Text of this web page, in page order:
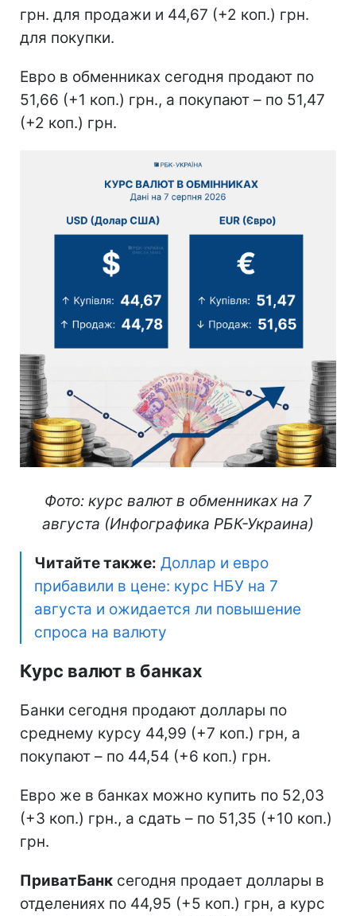
грн. для продажи и 44,67 (+2 коп.) грн.
для покупки.
Евро в обменниках сегодня продают по
51,66 (+1 коп.) грн., а покупают – по 51,47
(+2 коп.) грн.
Фото: курс валют в обменниках на 7
августа (Инфографика РБК-Украина)
Читайте также: Доллар и евро
прибавили в цене: курс НБУ на 7
августа и ожидается ли повышение
спроса на валюту
Курс валют в банках
Банки сегодня продают доллары по
среднему курсу 44,99 (+7 коп.) грн, а
покупают – по 44,54 (+6 коп.) грн.
Евро же в банках можно купить по 52,03
(+3 коп.) грн., а сдать – по 51,35 (+10 коп.)
грн.
ПриватБанк сегодня продает доллары в
отделениях по 44,95 (+5 коп.) грн, а курс